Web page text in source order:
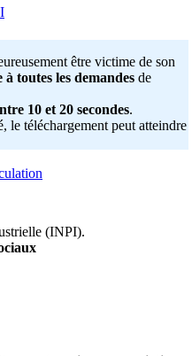
être victime de son
toutes les demandes de
10 et 20 secondes.
le téléchargement peut atteindre
(INPI).